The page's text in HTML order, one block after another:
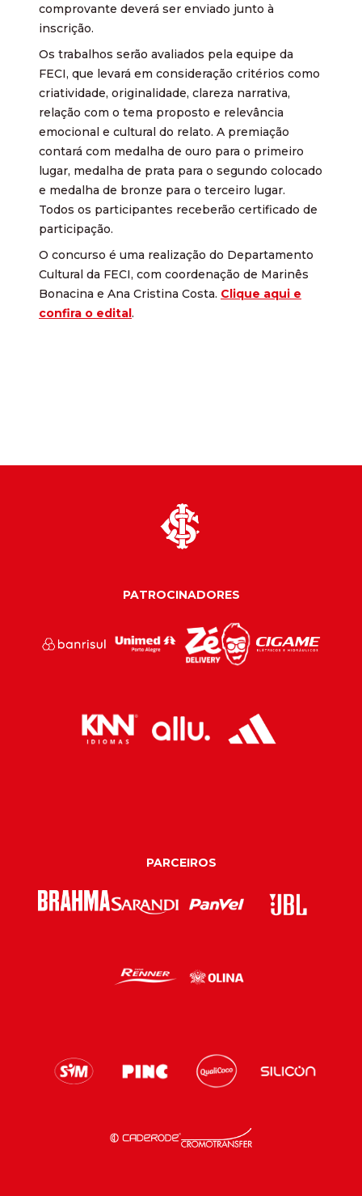
comprovante deverá ser enviado junto à
inscrição.
Os trabalhos serão avaliados pela equipe da
FECI, que levará em consideração critérios como
criatividade, originalidade, clareza narrativa,
relação com o tema proposto e relevância
emocional e cultural do relato. A premiação
contará com medalha de ouro para o primeiro
lugar, medalha de prata para o segundo colocado
e medalha de bronze para o terceiro lugar.
Todos os participantes receberão certificado de
participação.
O concurso é uma realização do Departamento
Cultural da FECI, com coordenação de Marinês
Bonacina e Ana Cristina Costa. Clique aqui e
confira o edital.
PATROCINADORES
PARCEIROS